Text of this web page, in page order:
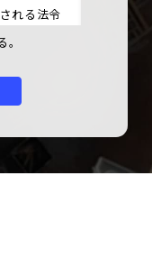
れる法令
正な管理
基づいて
、提供、
ます。 ま